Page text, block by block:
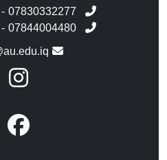
07830332277
07844004480